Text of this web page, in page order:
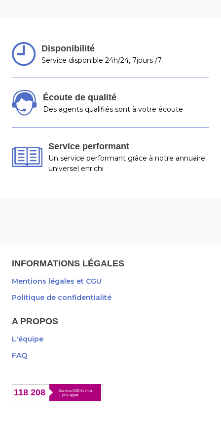
Disponibilité
Service disponible 24h/24, 7jours /7
Écoute de qualité
Des agents qualifiés sont à votre écoute
Service performant
Un service performant grâce à notre annuaire
universel enrichi
INFORMATIONS LÉGALES
Mentions légales et CGU
Politique de confidentialité
A PROPOS
L'équipe
FAQ
118 208
Service 0,80 € / min
+ prix appel